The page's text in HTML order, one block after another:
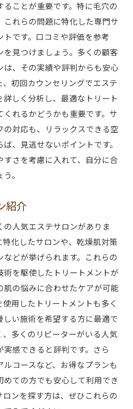
ことが重要です。特に毛穴の
れらの問題に特化した専門サ
です。口コミや評価を参考
を見つけましょう。多くの顧客
は、その実績や評判からも安心
、初回カウンセリングでエステ
しく分析し、最適なトリート
くれるかどうかも重要です。サ
の対応も、リラックスできる空
、見逃せないポイントです。
さを考慮に入れて、自分に合
。
紹介
人気エステサロンがありま
特化したサロンや、乾燥肌対策
どが挙げられます。これらの
を駆使したトリートメントが
肌の悩みに合わせたケアが可能
用したトリートメントも多く
い施術を希望する方に最適で
、多くのリピーターがいる人気
感できると評判です。さら
コースなど、お得なプランも
ての方でも安心して利用でき
ロンを探す方は、ぜひこれらの